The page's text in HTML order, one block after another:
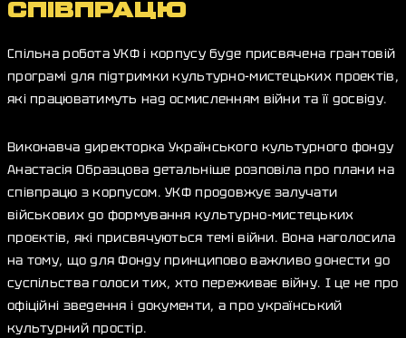
СПІВПРАЦЮ
Спільна робота УКФ і корпусу буде присвячена грантовій
програмі для підтримки культурно-мистецьких проектів,
які працюватимуть над осмисленням війни та її досвіду.
Виконавча директорка Українського культурного фонду
Анастасія Образцова детальніше розповіла про плани на
співпрацю з корпусом. УКФ продовжує залучати
військових до формування культурно-мистецьких
проєктів, які присвячуються темі війни. Вона наголосила
на тому, що для Фонду принципово важливо донести до
суспільства голоси тих, хто переживає війну. І це не про
офіційні зведення і документи, а про український
культурний простір.